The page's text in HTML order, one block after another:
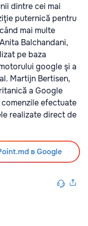
dintre cei mai
puternică pentru
mai multe
Balchandani,
pe baza
google şi a
Martijn Bertisen,
a Google
efectuate
realizate direct de
в Google